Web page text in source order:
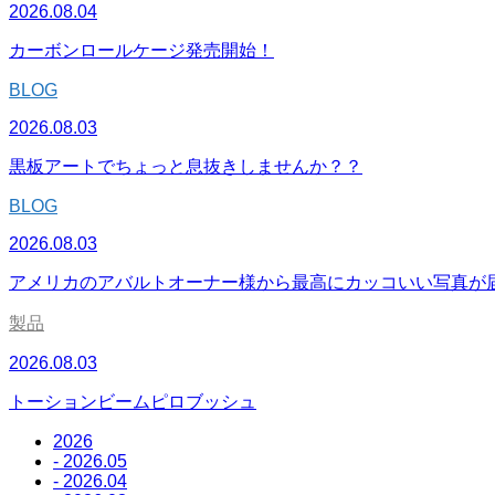
2026.08.04
カーボンロールケージ発売開始！
BLOG
2026.08.03
黒板アートでちょっと息抜きしませんか？？
BLOG
2026.08.03
アメリカのアバルトオーナー様から最高にカッコいい写真が
製品
2026.08.03
トーションビームピロブッシュ
2026
- 2026.05
- 2026.04